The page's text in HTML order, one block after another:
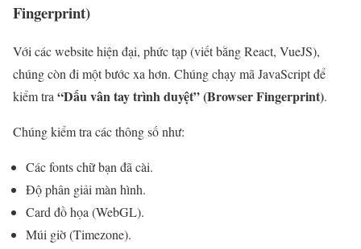
Fingerprint)
Với các website hiện đại, phức tạp (viết bằng React, VueJS),
chúng còn đi một bước xa hơn. Chúng chạy mã JavaScript để
kiểm tra“Dấu vân tay trình duyệt” (Browser Fingerprint).
Chúng kiểm tra các thông số như:
Các fonts chữ bạn đã cài.
Độ phân giải màn hình.
Card đồ họa (WebGL).
Múi giờ (Timezone).